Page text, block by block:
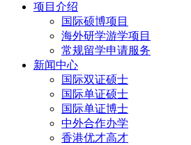
项目介绍
国际硕博项目
海外研学游学项目
常规留学申请服务
新闻中心
国际双证硕士
国际单证硕士
国际单证博士
中外合作办学
香港优才高才